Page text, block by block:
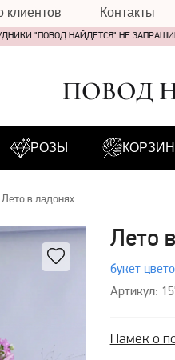
клиентов Контакты
"ПОВОД НАЙДЕТСЯ" НЕ
ПОВОД
РОЗЫ
Лето в ладонях
Лето
букет
Артикул:
Намёк о